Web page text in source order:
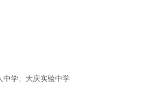
中学 大庆实验中学